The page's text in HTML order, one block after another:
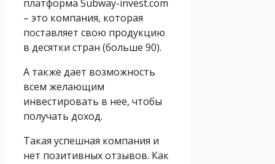
платформа Subway-invest.com
– это компания, которая
поставляет свою продукцию
в десятки стран (больше 90).
А также дает возможность
всем желающим
инвестировать в нее, чтобы
получать доход.
Такая успешная компания и
нет позитивных отзывов. Как